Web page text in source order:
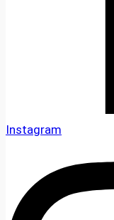
Instagram